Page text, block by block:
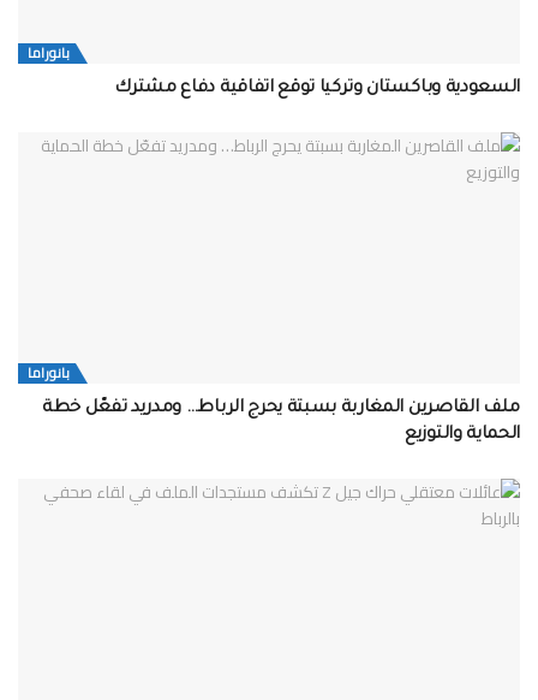
بانوراما
السعودية وباكستان وتركيا توقع اتفاقية دفاع مشترك
بانوراما
ملف القاصرين المغاربة بسبتة يحرج الرباط… ومدريد تفعّل خطة
الحماية والتوزيع